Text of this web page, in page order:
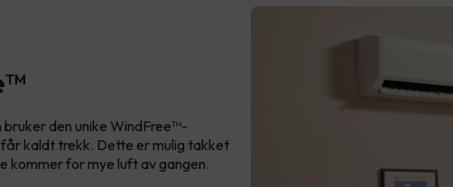
bruker den unike WindFree™-
kaldt trekk. Dette er mulig takket
kommer for mye luft av gangen.